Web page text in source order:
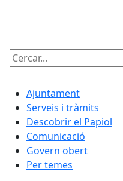
Cercar:
Ajuntament
Serveis i tràmits
Descobrir el Papiol
Comunicació
Govern obert
Per temes